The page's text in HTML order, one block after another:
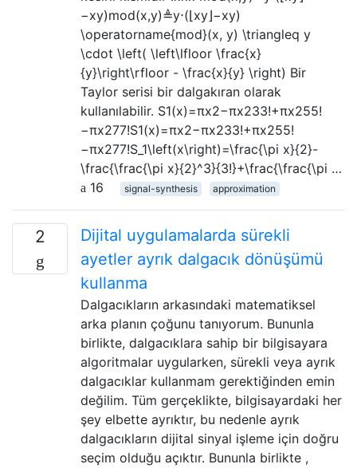
−xy)mod⁡(x,y)≜y⋅(⌊xy⌋−xy)
\operatorname{mod}(x, y) \triangleq y
\cdot \left( \left\lfloor \frac{x}
{y}\right\rfloor - \frac{x}{y} \right) Bir
Taylor serisi bir dalgakıran olarak
kullanılabilir. S1(x)=πx2−πx233!+πx255!
−πx277!S1(x)=πx2−πx233!+πx255!
−πx277!S_1\left(x\right)=\frac{\pi x}{2}-
\frac{\frac{\pi x}{2}^3}{3!}+\frac{\frac{\pi …
16
signal-synthesis approximation
2
Dijital uygulamalarda sürekli
ayetler ayrık dalgacık dönüşümü
kullanma
Dalgacıkların arkasındaki matematiksel
arka planın çoğunu tanıyorum. Bununla
birlikte, dalgacıklara sahip bir bilgisayara
algoritmalar uygularken, sürekli veya ayrık
dalgacıklar kullanmam gerektiğinden emin
değilim. Tüm gerçeklikte, bilgisayardaki her
şey elbette ayrıktır, bu nedenle ayrık
dalgacıkların dijital sinyal işleme için doğru
seçim olduğu açıktır. Bununla birlikte ,